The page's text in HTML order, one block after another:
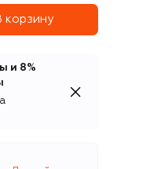
корзину
и 8%